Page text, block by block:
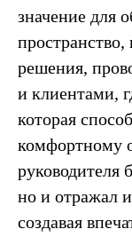
значение для
решения,
и клиентами,
которая
комфортному
руководителя
но и отражал
создавая